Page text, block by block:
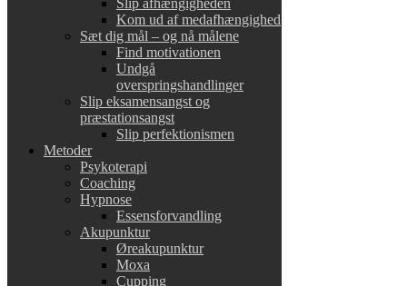
Slip afhængigheden
Kom ud af medafhængighed
Sæt dig mål – og nå målene
Find motivationen
Undgå
overspringshandlinger
Slip eksamensangst og
præstationsangst
Slip perfektionismen
Metoder
Psykoterapi
Coaching
Hypnose
Essensforvandling
Akupunktur
Øreakupunktur
Moxa
Cupping